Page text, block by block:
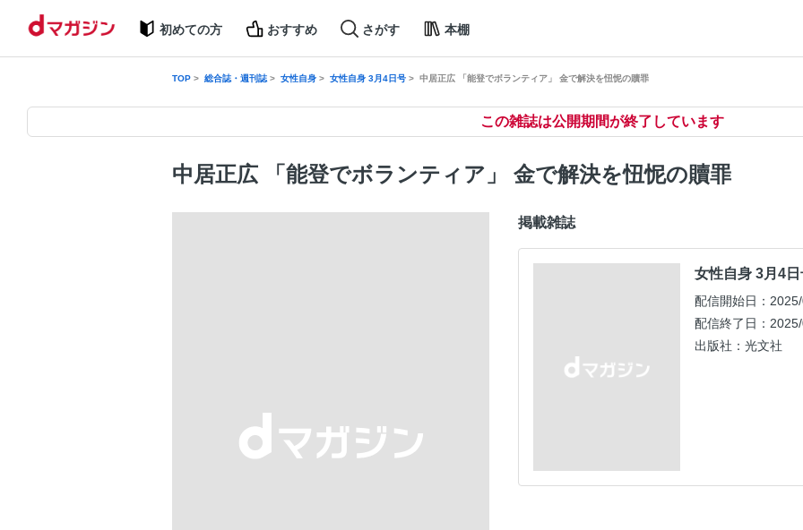
初めての方 おすすめ さがす 本棚
TOP 総合誌・週刊誌 女性自身 女性自身 3月4日号 中居正広 「能登でボランティア」 金で解決を忸怩の贖罪
この雑誌は公開期間が終了しています
中居正広 「能登でボランティア」 金で解決を忸怩の贖罪
掲載雑誌
女性自身 3月4日
配信開始日：
配信終了日：
出版社：光文社